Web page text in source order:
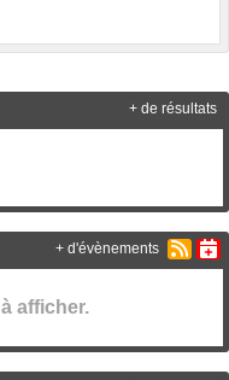
+ de résultats
afficher.
+ d'évènements